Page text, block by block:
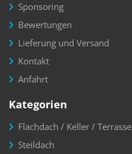
Sponsoring
Bewertungen
Lieferung und Versand
Kontakt
Anfahrt
Kategorien
Flachdach / Keller / Terrasse
Steildach